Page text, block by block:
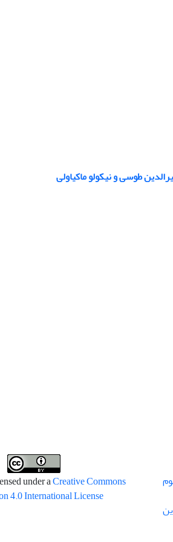
طوسی و نیکولو ماکیاولی
under aCreative Commons
4.0 International License